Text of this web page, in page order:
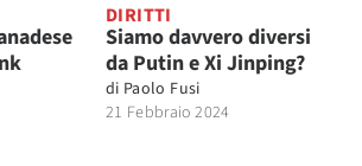
DIRITTI
Siamo davvero diversi
da Putin e Xi Jinping?
di Paolo Fusi
21 Febbraio 2024